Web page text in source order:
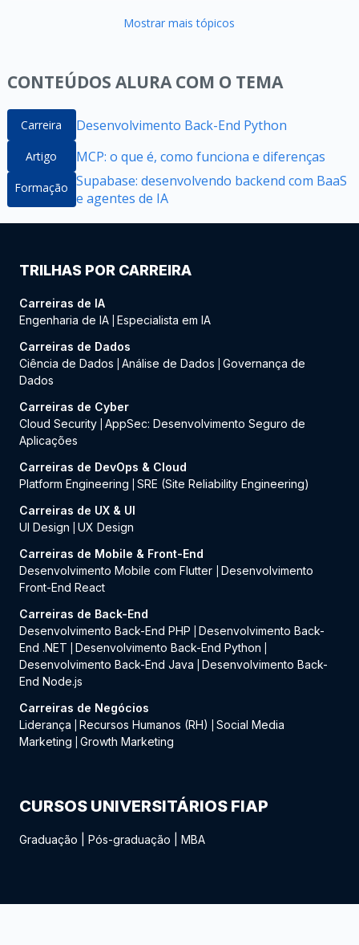
Mostrar mais tópicos
CONTEÚDOS ALURA COM O TEMA
Carreira Desenvolvimento Back-End Python
Artigo MCP: o que é, como funciona e diferenças
Formação Supabase: desenvolvendo backend com BaaS
e agentes de IA
TRILHAS POR CARREIRA
Carreiras de IA
Engenharia de IA Especialista em IA
Carreiras de Dados
Ciência de Dados
Análise de Dados
Governança de
Dados
Carreiras de Cyber
Cloud Security AppSec: Desenvolvimento Seguro de
Aplicações
Carreiras de DevOps & Cloud
Platform Engineering
SRE (Site Reliability Engineering)
Carreiras de UX & UI
UI Design
UX Design
Carreiras de Mobile & Front-End
Desenvolvimento Mobile com Flutter
Desenvolvimento
Front-End React
Carreiras de Back-End
Desenvolvimento Back-End PHP
Desenvolvimento Back-
End .NET
Desenvolvimento Back-End Python
Desenvolvimento Back-End Java
Desenvolvimento Back-
End Node.js
Carreiras de Negócios
Liderança
Recursos Humanos (RH)
Social Media
Marketing
Growth Marketing
CURSOS UNIVERSITÁRIOS FIAP
Graduação Pós-graduação MBA